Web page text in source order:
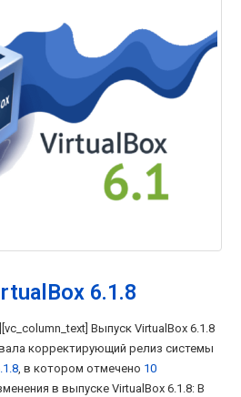
6.1.8
Выпуск VirtualBox 6.1.8
корректирующий релиз системы
, в котором отмечено 10
в выпуске VirtualBox 6.1.8: В